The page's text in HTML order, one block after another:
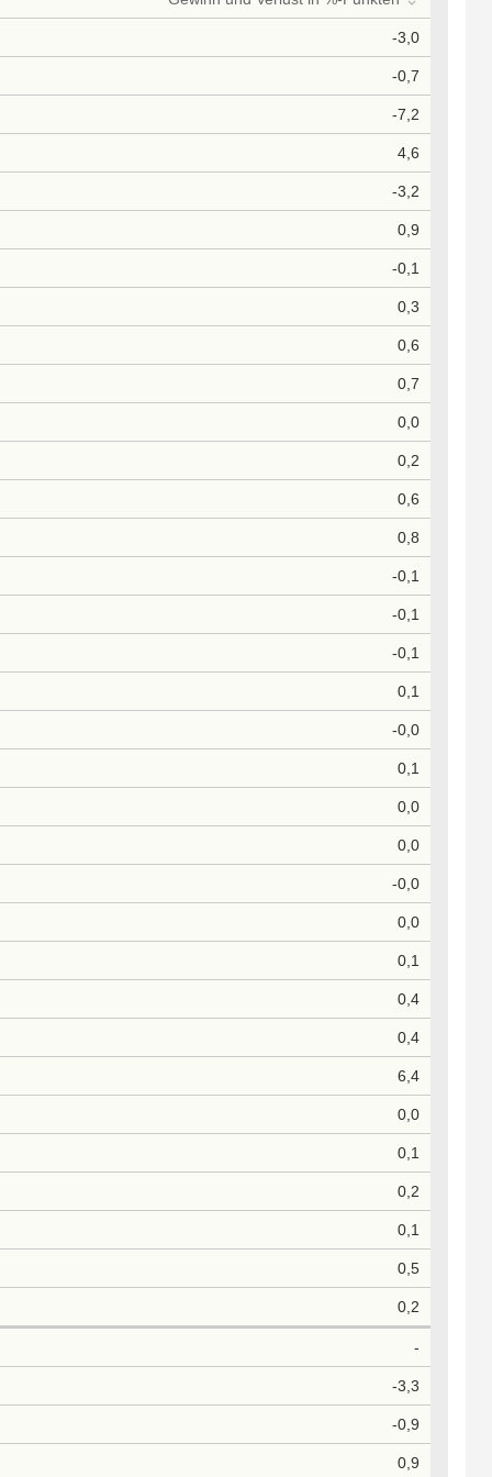
-3,0
-0,7
-7,2
4,6
-3,2
0,9
-0,1
0,3
0,6
0,7
0,0
0,2
0,6
0,8
-0,1
-0,1
-0,1
0,1
-0,0
0,1
0,0
0,0
-0,0
0,0
0,1
0,4
0,4
6,4
0,0
0,1
0,2
0,1
0,5
0,2
-
-3,3
-0,9
0,9